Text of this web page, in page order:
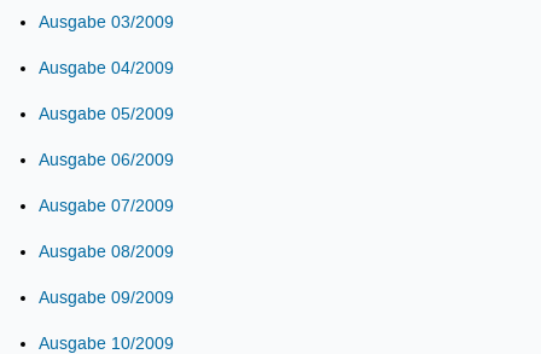
Ausgabe 03/2009
Ausgabe 04/2009
Ausgabe 05/2009
Ausgabe 06/2009
Ausgabe 07/2009
Ausgabe 08/2009
Ausgabe 09/2009
Ausgabe 10/2009